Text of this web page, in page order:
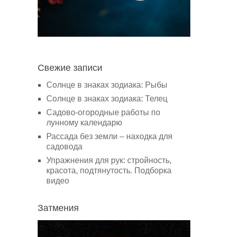
Свежие записи
Солнце в знаках зодиака: Рыбы
Солнце в знаках зодиака: Телец
Садово-огородные работы по
лунному календарю
Рассада без земли – находка для
садовода
Упражнения для рук: стройность,
красота, подтянутость. Подборка
видео
Затмения